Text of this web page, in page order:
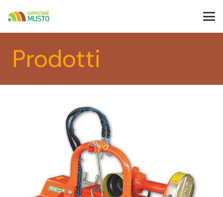
Prodotti